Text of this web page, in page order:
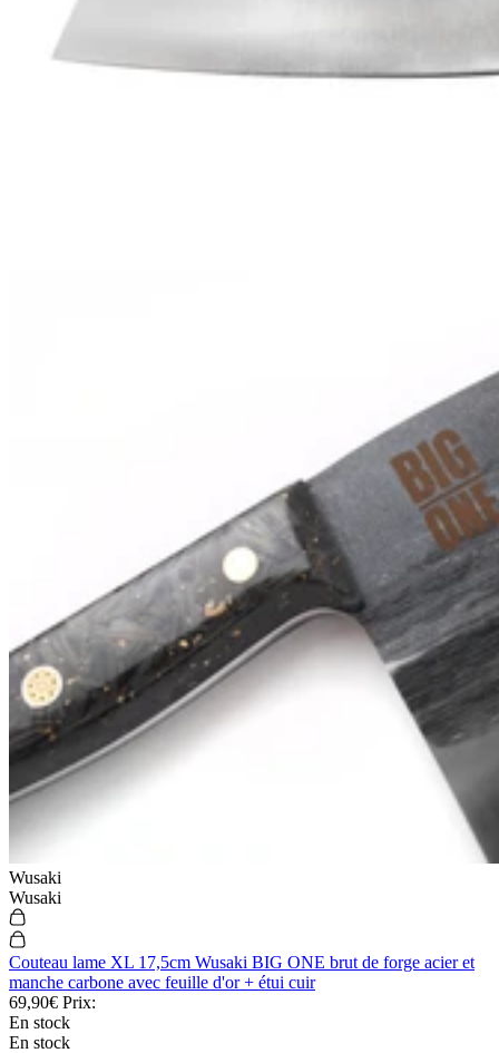
Wusaki
Wusaki
Couteau lame XL 17,5cm Wusaki BIG ONE brut de forge acier et
manche carbone avec feuille d'or + étui cuir
69,90€ Prix:
En stock
En stock